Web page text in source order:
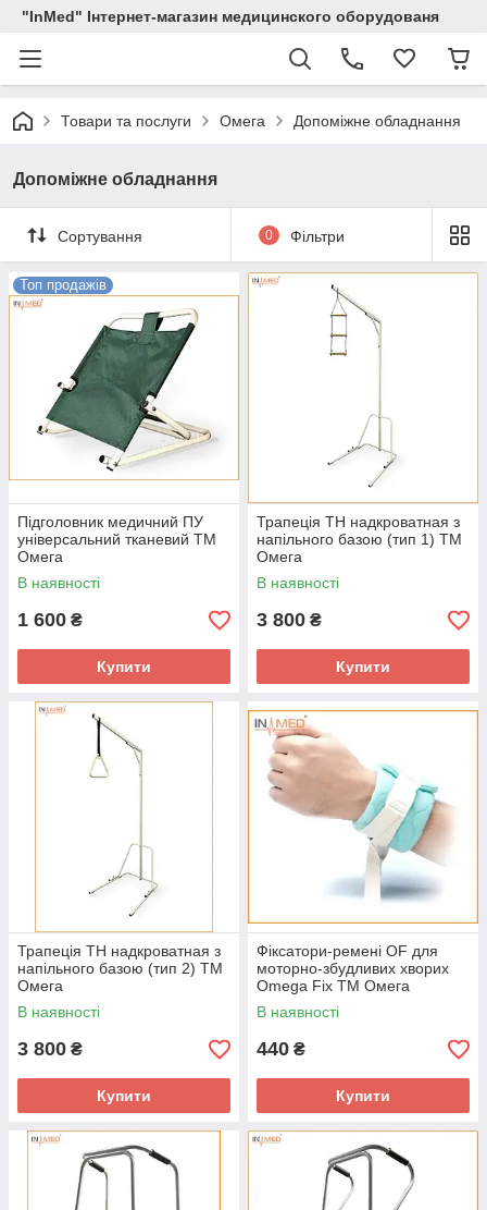
"InMed" Інтернет-магазин медицинского оборудованя
Товари та послуги Омега Допоміжне обладнання
Допоміжне обладнання
Сортування 0 Фільтри
Топ продажів
Підголовник медичний ПУ
універсальний тканевий ТМ
Омега
В наявності
1 600 ₴
Купити
Трапеція ТН надкроватная з
напільного базою (тип 1) ТМ
Омега
В наявності
3 800 ₴
Купити
Трапеція ТН надкроватная з
напільного базою (тип 2) ТМ
Омега
В наявності
3 800 ₴
Купити
Фіксатори-ремені OF для
моторно-збудливих хворих
Omega Fix ТМ Омега
В наявності
440 ₴
Купити